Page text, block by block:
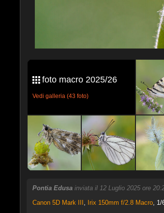
foto macro 2025/26
Vedi galleria (43 foto)
Pontia Edusa inviata il 12 Luglio 2025 ore
Canon 5D Mark III , Irix 150mm f/2.8 Macro, 1/